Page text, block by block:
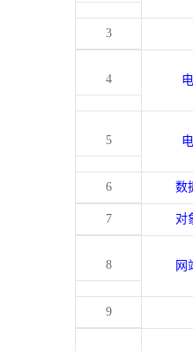
3
4
5
6 数
7 对
8 网
9